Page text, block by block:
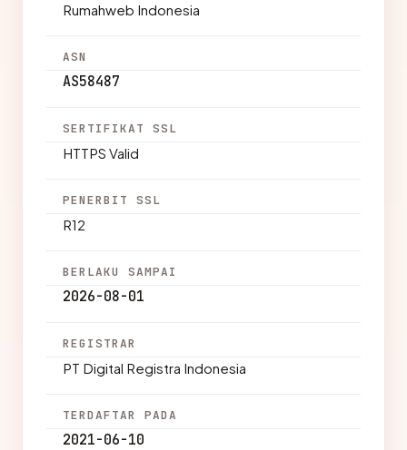
Rumahweb Indonesia
ASN
AS58487
SERTIFIKAT SSL
HTTPS Valid
PENERBIT SSL
R12
BERLAKU SAMPAI
2026-08-01
REGISTRAR
PT Digital Registra Indonesia
TERDAFTAR PADA
2021-06-10